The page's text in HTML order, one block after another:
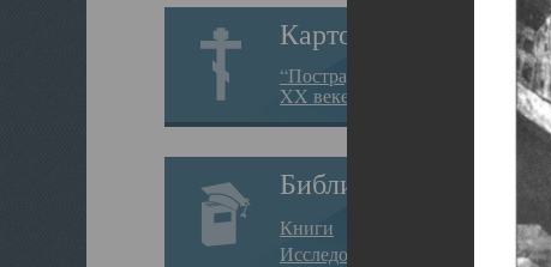
Картотека
“Пострадавшие за веру в
XX веке на Севере”
Библиотека
Книги
Исследования